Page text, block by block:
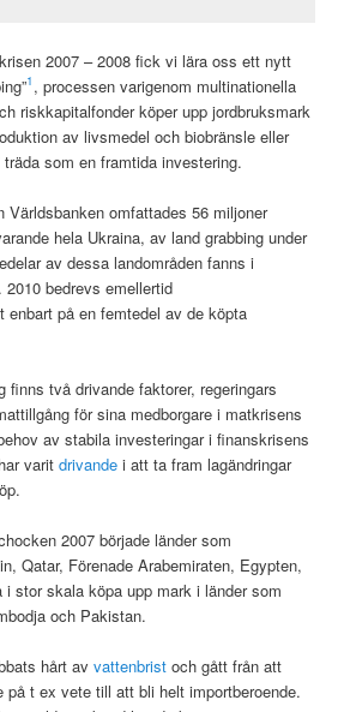
2007 – 2008 fick vi lära oss ett nytt
1 , processen varigenom multinationella
riskkapitalfonder köper upp jordbruksmark
av livsmedel och biobränsle eller
som en framtida investering.
Världsbanken omfattades 56 miljoner
hela Ukraina, av land grabbing under
av dessa landområden fanns i
bedrevs emellertid
enbart på en femtedel av de köpta
finns två drivande faktorer, regeringars
för sina medborgare i matkrisens
av stabila investeringar i finanskrisens
varitdrivande i att ta fram lagändringar
2007 började länder som
Qatar, Förenade Arabemiraten, Egypten,
i stor skala köpa upp mark i länder som
och Pakistan.
hårt avvattenbrist och gått från att
på t ex vete till att bli helt importberoende.